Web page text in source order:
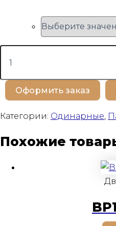
Количество
товара
Оформить заказ
Категории: Одинарные
Похожие